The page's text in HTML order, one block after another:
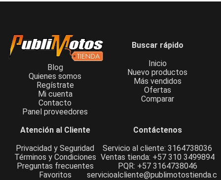
Blog
Quienes somos
Regístrate
Mi cuenta
Contacto
Panel proveedores
Buscar rápido
Inicio
Nuevo productos
Más vendidos
Ofertas
Comparar
Atención al Cliente
Privacidad y Seguridad
Términos y Condiciones
Preguntas frecuentes
Favoritos
Contáctenos
Servicio al cliente: 3164738036
Ventas tienda: +57 310 3499894
PQR: +57 3164738046